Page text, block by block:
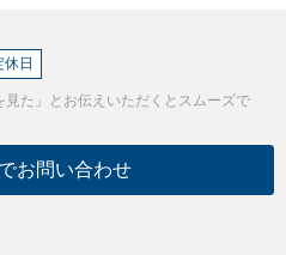
休日
た」とお伝えいただくとスムーズで
お問い合わせ